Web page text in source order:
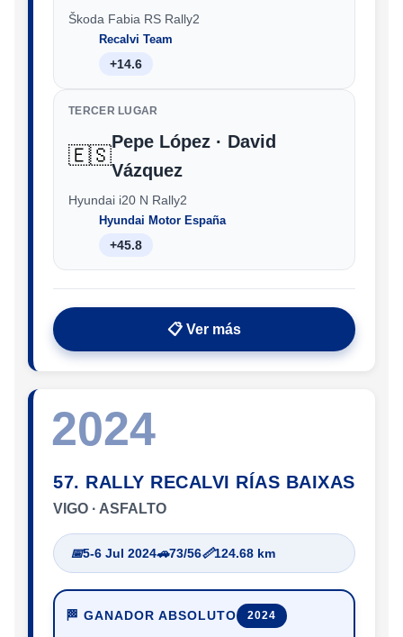
Škoda Fabia RS Rally2
Recalvi Team
+14.6
TERCER LUGAR
🇪🇸
Pepe López · David
Vázquez
Hyundai i20 N Rally2
Hyundai Motor España
+45.8
📋 Ver más
2024
57. RALLY RECALVI RÍAS BAIXAS
VIGO · ASFALTO
📅5-6 Jul 2024🚗73/56📏124.68 km
🏁 GANADOR ABSOLUTO 2024